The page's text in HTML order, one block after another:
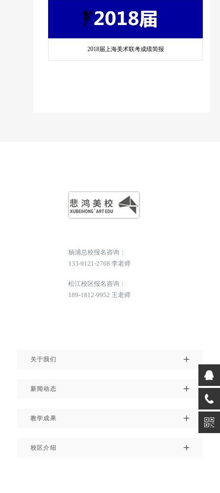
2018届上海美术联考成绩简报
杨浦总校报名咨询：
133-9121-2768 李老师
松江校区报名咨询：
189-1812-9952 王老师
关于我们
新闻动态
教学成果
校区介绍